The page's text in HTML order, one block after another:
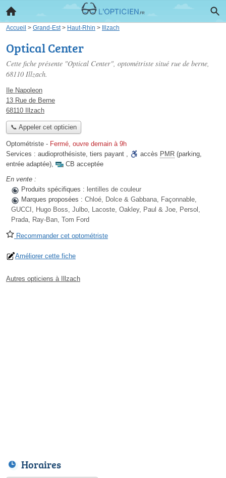
Accueil > Grand-Est> Haut-Rhin > Illzach
Optical Center
Cette fiche présente "Optical Center", optométriste situé rue de berne,
68110 Illzach.
Ile Napoleon
13 Rue de Berne
68110 Illzach
📞 Appeler cet opticien
Optométriste - Fermé, ouvre demain à 9h
Services : audioprothésiste, tiers payant , accès PMR (parking,
entrée adaptée),
CB acceptée
En vente :
Produits spécifiques : lentilles de couleur
Marques proposées : Chloé, Dolce & Gabbana, Façonnable,
GUCCI, Hugo Boss, Julbo, Lacoste, Oakley, Paul & Joe, Persol,
Prada, Ray-Ban, Tom Ford
Recommander cet optométriste
Améliorer cette fiche
Autres opticiens à Illzach
Horaires